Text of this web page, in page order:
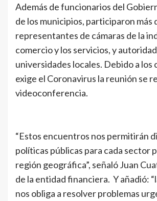
Además de funcionarios del
de los municipios, participaron más
representantes de cámaras de la
comercio y los servicios, y
universidades locales. Debido a los
exige el Coronavirus la reunión se
videoconferencia.
“Estos encuentros nos permitirán
políticas públicas para cada sector
región geográfica”, señaló Juan
de la entidad financiera. Y añadió:
nos obliga a resolver problemas